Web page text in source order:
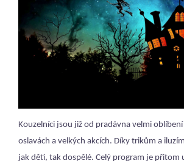
Kouzelníci jsou již od pradávna velmi
oslavách a velkých akcích. Díky trikům a
jak děti, tak dospělé. Celý program je přitom